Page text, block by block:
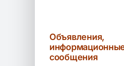
Объявления,
сообщения